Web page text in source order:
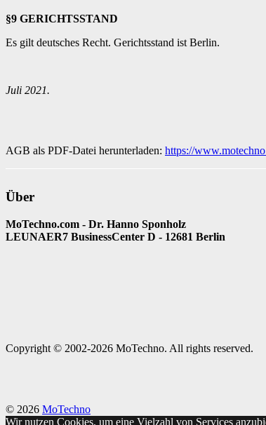
§9 GERICHTSSTAND
Es gilt deutsches Recht. Gerichtsstand ist Berlin.
Juli 2021.
AGB als PDF-Datei herunterladen: https://
Über
MoTechno.com - Dr. Hanno Sponholz
LEUNAER7 BusinessCenter D - 12681 Berlin
Copyright © 2002-2026 MoTechno. All rights reserved.
© 2026 MoTechno
Wir nutzen Cookies, um eine Vielzahl von Services